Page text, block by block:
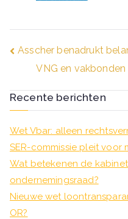
Bericht
navigatie
Asscher benadrukt
VNG en
Recente berichten
Wet Vbar: alleen
SER-commissie pleit voor
Wat betekenen de
ondernemingsraad?
Nieuwe wet
OR?